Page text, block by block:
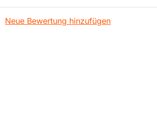
Neue Bewertung hinzufügen